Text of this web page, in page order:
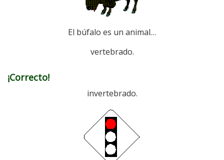
El búfalo es un animal…
vertebrado.
¡Correcto!
invertebrado.